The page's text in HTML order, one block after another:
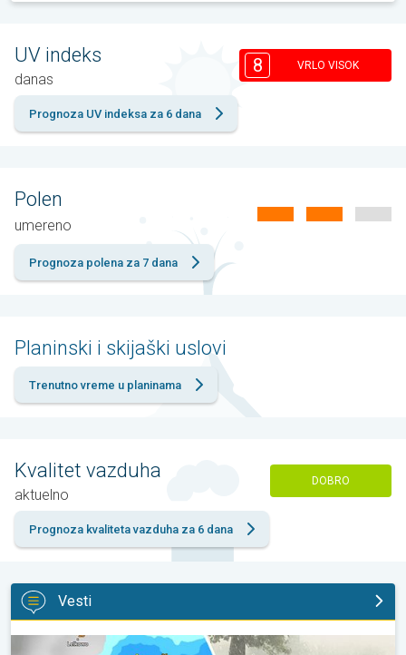
UV indeks
danas
8 VRLO VISOK
Prognoza UV indeksa za 6 dana
Polen
umereno
Prognoza polena za 7 dana
Planinski i skijaški uslovi
Trenutno vreme u planinama
Kvalitet vazduha
aktuelno
DOBRO
Prognoza kvaliteta vazduha za 6 dana
Vesti
Krupna zrna grada u Poljskoj. Nevreme pogodilo naselja. . .